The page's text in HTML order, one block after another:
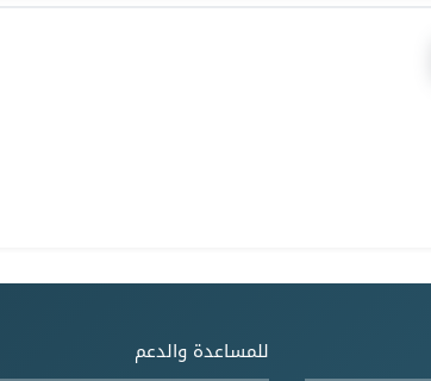
للمساعدة والدعم